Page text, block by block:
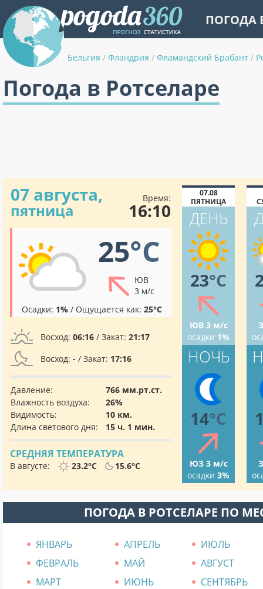
ПОГОДА
Бельгия / Фландрия / Фламандский Брабант /
Погода в Ротселаре
07 августа,
пятница
Время:
16:10
25°C
ЮВ
3 м/с
Осадки: 1% / Ощущается как: 25°C
Восход: 06:16 / Закат: 21:17
Восход: - / Закат: 17:16
Давление:
766 мм.рт.ст.
Влажность воздуха:
26%
Видимость:
10 км.
Длина светового дня:
15 ч. 1 мин.
СРЕДНЯЯ ТЕМПЕРАТУРА
В августе: 23.2°C 15.6°C
07.08
ПЯТНИЦА
ДЕНЬ
23°C
ЮВ 3 м/с
осадки 1%
НОЧЬ
14°C
ЮЗ 3 м/с
осадки 3%
ПОГОДА В РОТСЕЛАРЕ ПО
ЯНВАРЬ АПРЕЛЬ
ИЮЛЬ
ФЕВРАЛЬ
МАЙ
АВГУСТ
МАРТ
ИЮНЬ СЕНТЯБРЬ